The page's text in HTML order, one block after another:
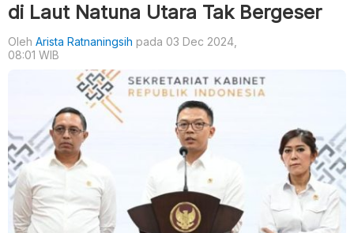
di Laut Natuna Utara Tak Bergeser
Oleh Arista Ratnaningsih pada 03 Dec 2024,
08:01 WIB